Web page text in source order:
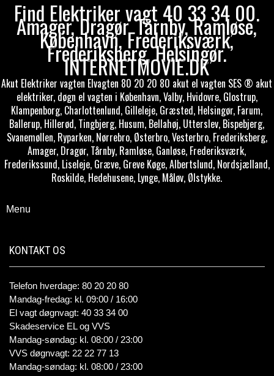
Find Elektriker vagt 40 33 34 00.
Amager, Dragør, Tårnby, Ramløse,
København, Frederiksværk,
Frederiksberg, Helsingør.
INTERNETMOVIE.DK
Akut Elektriker vagten Elvagten 80 20 20 80 akut el vagten SES ® akut
elektriker, døgn el vagten i København, Valby, Hvidovre, Glostrup,
Klampenborg, Charlottenlund, Gilleleje, Græsted, Helsingør, Farum,
Ballerup, Hillerød, Tingbjerg, Husum, Bellahøj, Utterslev, Bispebjerg,
Svanemøllen, Ryparken, Nørrebro, Østerbro, Vesterbro, Frederiksberg,
Amager, Dragør, Tårnby, Ramløse, Ganløse, Frederiksværk,
Frederikssund, Liseleje, Græve, Greve Køge, Albertslund, Nordsjælland,
Roskilde, Hedehusene, Lynge, Måløv, Ølstykke.
Menu
KONTAKT OS
Telefon hverdage: 80 20 20 80
Mandag-fredag: kl. 09:00 / 16:00
El vagt døgnvagt: 40 33 34 00
Skadeservice EL og VVS
Mandag-søndag: kl. 08:00 / 23:00
VVS døgnvagt: 22 22 77 13
Mandag-søndag: kl. 08:00 / 23:00